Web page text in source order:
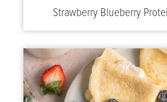
Strawberry Blueberry